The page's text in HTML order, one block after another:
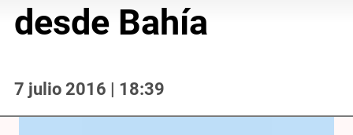
desde Bahía
7 julio 2016 | 18:39